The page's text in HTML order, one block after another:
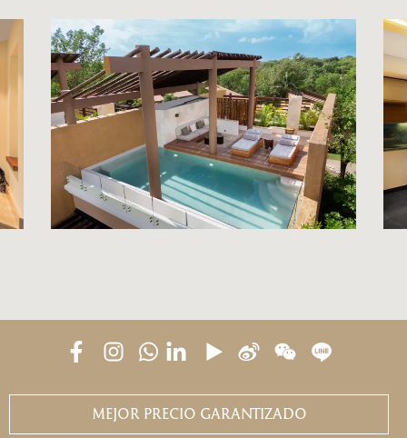
MEJOR PRECIO GARANTIZADO